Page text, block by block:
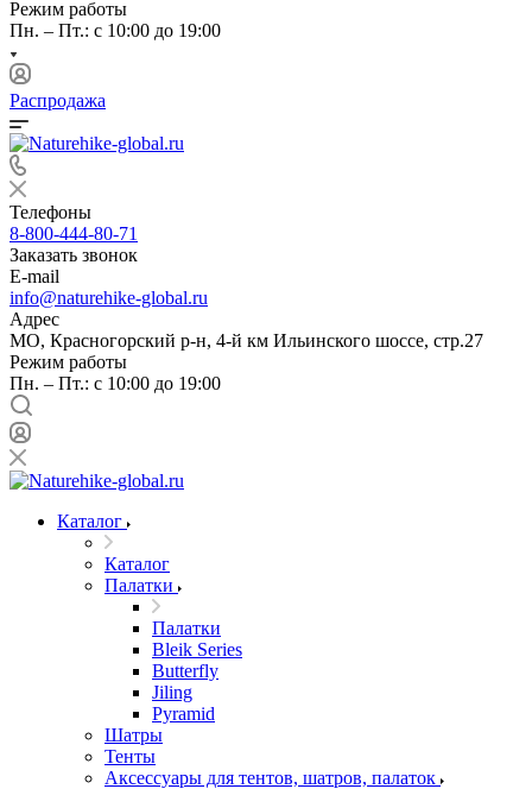
Режим работы
Пн. – Пт.: с 10:00 до 19:00
Распродажа
Телефоны
8-800-444-80-71
Заказать звонок
E-mail
info@naturehike-global.ru
Адрес
МО, Красногорский р-н, 4-й км Ильинского шоссе, стр.27
Режим работы
Пн. – Пт.: с 10:00 до 19:00
Каталог
Каталог
Палатки
Палатки
Bleik Series
Butterfly
Jiling
Pyramid
Шатры
Тенты
Аксессуары для тентов, шатров, палаток